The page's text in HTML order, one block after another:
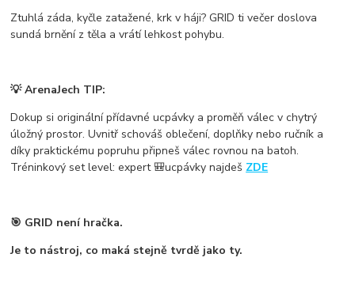
Ztuhlá záda, kyčle zatažené, krk v háji? GRID ti večer doslova
sundá brnění z těla a vrátí lehkost pohybu.
💡ArenaJech TIP:
Dokup si originálnípřídavné ucpávky a proměň válec v chytrý
úložný prostor. Uvnitř schováš oblečení, doplňky nebo ručník a
díkypraktickému popruhu připneš válec rovnou na batoh.
Tréninkový set level: expert 🎒ucpávky najdeš ZDE
🎯 GRID není hračka.
Je to nástroj, co maká stejně tvrdě jako ty.